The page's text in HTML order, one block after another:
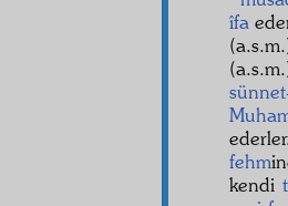
îfa
fehm
kendi